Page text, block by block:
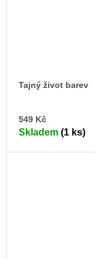
Tajný život barev
549 Kč
Skladem (1 ks)